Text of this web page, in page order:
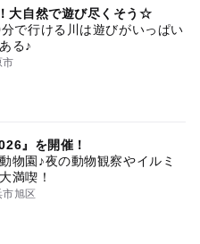
大自然で遊び尽くそう☆
で行ける川は遊びがいっぱい
る♪
市
』を開催！
物園♪夜の動物観察やイルミ
満喫！
旭区